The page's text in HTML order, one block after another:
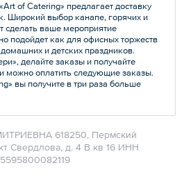
of Catering» предлагает доставку
Широкий выбор канапе, горячих и
сделать ваше мероприятие
подойдет как для офисных торжеств
и детских праздников.
делайте заказы и получайте
можно оплатить следующие заказы.
вы получите в три раза больше
618250, Пермский
Свердлова, д. 4 В кв 16 ИНН